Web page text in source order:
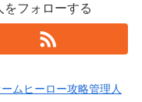
フォローする
ムヒーロー攻略管理人